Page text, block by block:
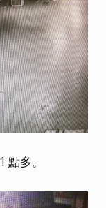
點多。